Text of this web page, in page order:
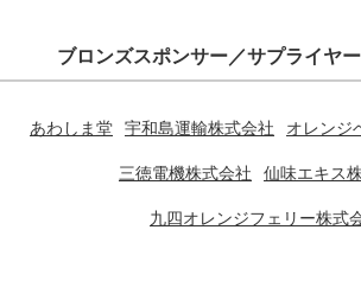
ブロンズスポンサー／サプライヤー
あわしま堂 宇和島運輸株式会社 オレンジ
三徳電機株式会社 仙味エキス
九四オレンジフェリー株式